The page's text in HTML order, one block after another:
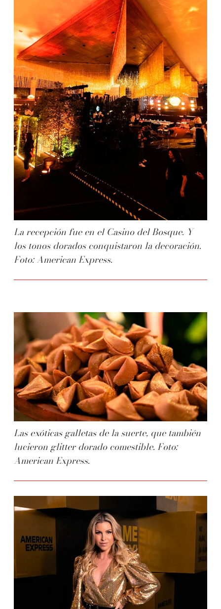
La recepción fue en el Casino del Bosque. Y
los tonos dorados conquistaron la decoración.
Foto: American Express.
Las exóticas galletas de la suerte, que también
lucieron glitter dorado comestible. Foto:
American Express.